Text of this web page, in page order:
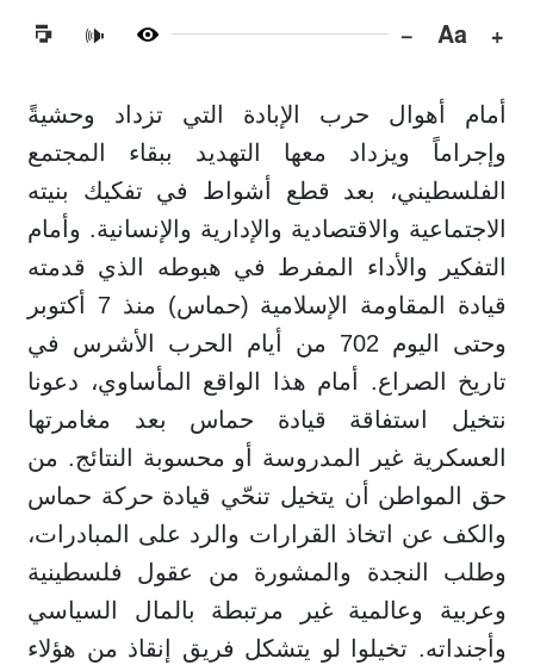
+
Aa
−
🔊
أمام أهوال حرب الإبادة التي تزداد وحشيةً
وإجراماً ويزداد معها التهديد ببقاء المجتمع
الفلسطيني، بعد قطع أشواط في تفكيك بنيته
الاجتماعية والاقتصادية والإدارية والإنسانية. وأمام
التفكير والأداء المفرط في هبوطه الذي قدمته
قيادة المقاومة الإسلامية (حماس) منذ 7 أكتوبر
وحتى اليوم 702 من أيام الحرب الأشرس في
تاريخ الصراع. أمام هذا الواقع المأساوي، دعونا
نتخيل استفاقة قيادة حماس بعد مغامرتها
العسكرية غير المدروسة أو محسوبة النتائج. من
حق المواطن أن يتخيل تنحّي قيادة حركة حماس
والكف عن اتخاذ القرارات والرد على المبادرات،
وطلب النجدة والمشورة من عقول فلسطينية
وعربية وعالمية غير مرتبطة بالمال السياسي
وأجنداته. تخيلوا لو يتشكل فريق إنقاذ من هؤلاء